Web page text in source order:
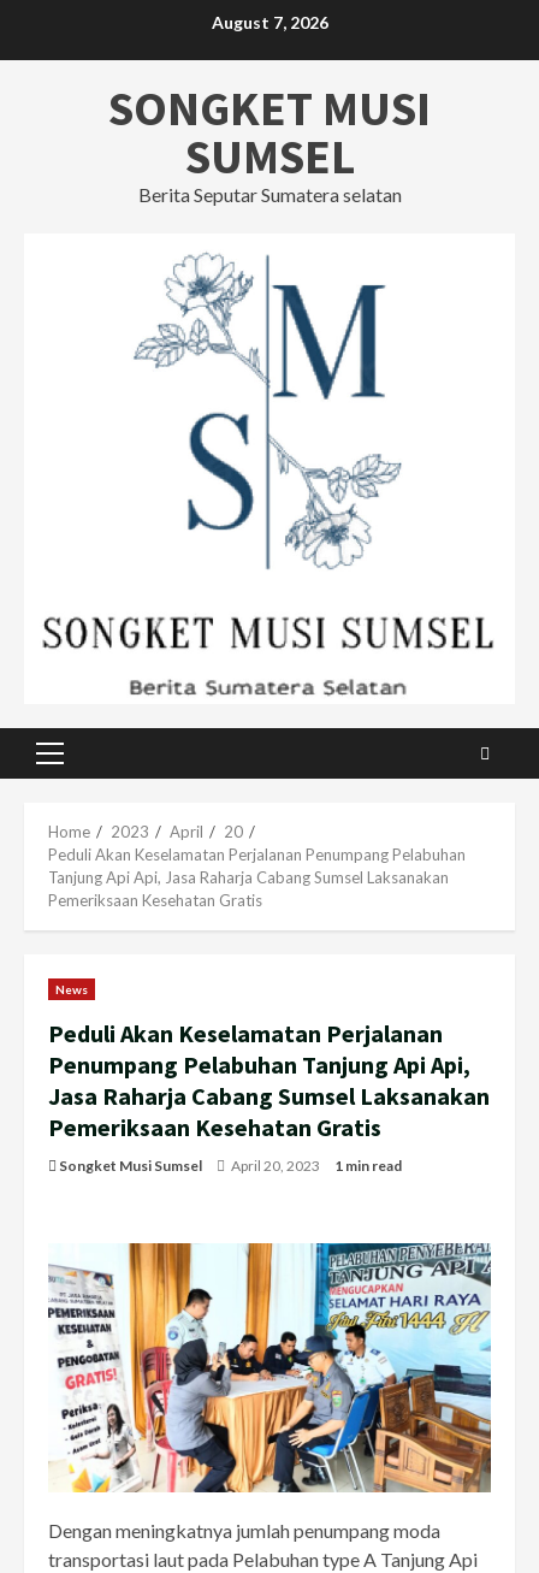
August 7, 2026
SONGKET MUSI
SUMSEL
Berita Seputar Sumatera selatan
Primary
Home 2023 April
20
Peduli Akan Keselamatan Perjalanan Penumpang Pelabuhan
Tanjung Api Api, Jasa Raharja Cabang Sumsel Laksanakan
Pemeriksaan Kesehatan Gratis
News
Peduli Akan Keselamatan Perjalanan
Penumpang Pelabuhan Tanjung Api Api,
Jasa Raharja Cabang Sumsel Laksanakan
Pemeriksaan Kesehatan Gratis
Songket Musi Sumsel April 20, 2023 1 min read
Dengan meningkatnya jumlah penumpang moda
transportasi laut pada Pelabuhan type A Tanjung Api